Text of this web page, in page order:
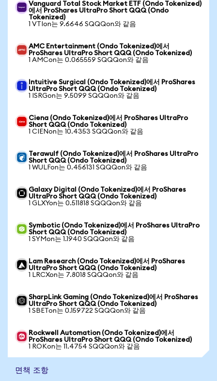
Vanguard Total Stock Market ETF (Ondo Tokenized)
에서 ProShares UltraPro Short QQQ (Ondo
Tokenized)
1 VTIon는 9.6646 SQQQon와 같음
AMC Entertainment (Ondo Tokenized)에서
ProShares UltraPro Short QQQ (Ondo Tokenized)
1 AMCon는 0.065559 SQQQon와 같음
Intuitive Surgical (Ondo Tokenized)에서 ProShares
UltraPro Short QQQ (Ondo Tokenized)
1 ISRGon는 9.5099 SQQQon와 같음
Ciena (Ondo Tokenized)에서 ProShares UltraPro
Short QQQ (Ondo Tokenized)
1 CIENon는 10.4353 SQQQon와 같음
Terawulf (Ondo Tokenized)에서 ProShares UltraPro
Short QQQ (Ondo Tokenized)
1 WULFon는 0.456131 SQQQon와 같음
Galaxy Digital (Ondo Tokenized)에서 ProShares
UltraPro Short QQQ (Ondo Tokenized)
1 GLXYon는 0.511818 SQQQon와 같음
Symbotic (Ondo Tokenized)에서 ProShares UltraPro
Short QQQ (Ondo Tokenized)
1 SYMon는 1.1940 SQQQon와 같음
Lam Research (Ondo Tokenized)에서 ProShares
UltraPro Short QQQ (Ondo Tokenized)
1 LRCXon는 7.8018 SQQQon와 같음
SharpLink Gaming (Ondo Tokenized)에서 ProShares
UltraPro Short QQQ (Ondo Tokenized)
1 SBETon는 0.159722 SQQQon와 같음
Rockwell Automation (Ondo Tokenized)에서
ProShares UltraPro Short QQQ (Ondo Tokenized)
1 ROKon는 11.4754 SQQQon와 같음
면책 조항